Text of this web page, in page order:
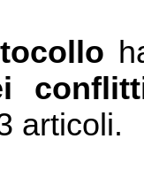
articoli.